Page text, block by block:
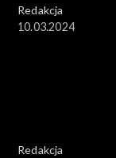
Redakcja
10.03.2024
Redakcja